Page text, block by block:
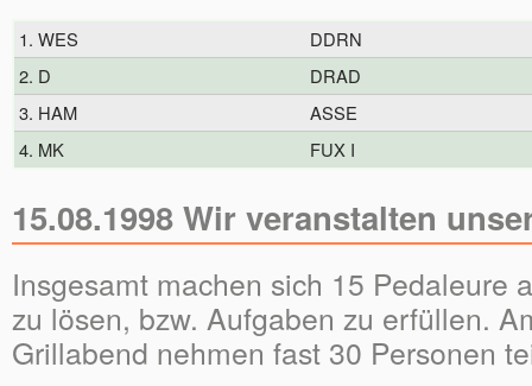
1. WES
DDRN
2. D
DRAD
3. HAM
ASSE
4. MK
FUX I
15.08.1998 Wir veranstalten
Insgesamt machen sich 15 Pedaleure
zu lösen, bzw. Aufgaben zu erfüllen.
Grillabend nehmen fast 30 Personen